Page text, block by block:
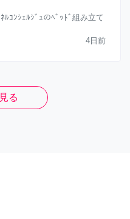
ﾙｺﾝｼｪﾙｼﾞｭのﾍﾞｯﾄﾞ組み立て
4日前
る